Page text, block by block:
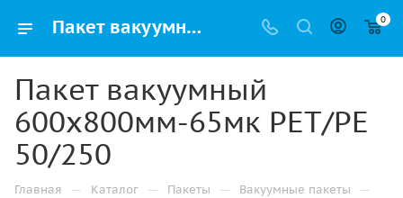
Пакет вакуумный 600х800мм-65мк РЕТ/РЕ 50/250 купить в Челябинске с доставкой оптом и в розницу 0
Пакет вакуумный
600х800мм-65мк РЕТ/РЕ
50/250
Главная — Каталог — Пакеты — Вакуумные пакеты —